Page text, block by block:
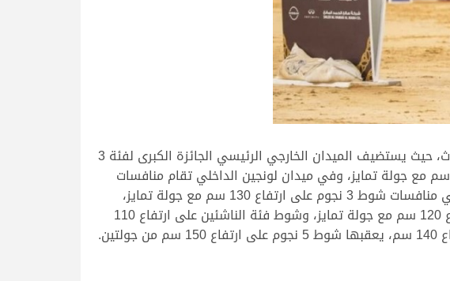
تختتم الجولة الرابعة من جائزة سمو الأمير الوالد اليوم، بإقامة أشواط الجائزة الكبرى في فئات ثلاث، حيث يستضيف الميدان الخارجي الرئيسي الجائزة الكبرى لفئة 3
نجوم على ارتفاع 150 سم مع جولة تمايز، إضافة إلى الجائزة الكبرى لفئة 5 نجوم على ارتفاع 160 سم مع جولة تمايز، وفي ميدان لونجين الداخلي تقام منافسات
الجائزة الكبرى لفئة النجمة على ارتفاع 130 سم مع جولة تمايز. كما يشهد الميدان الخارجي الفرعي منافسات شوط 3 نجوم على ارتفاع 130 سم مع جولة تمايز،
وشوط محلي على ارتفاع 100 سم، بينما يحتضن ميدان لونجين الداخلي منافسات النجمة على ارتفاع 120 سم مع جولة تمايز، وشوط فئة الناشئين على ارتفاع 110